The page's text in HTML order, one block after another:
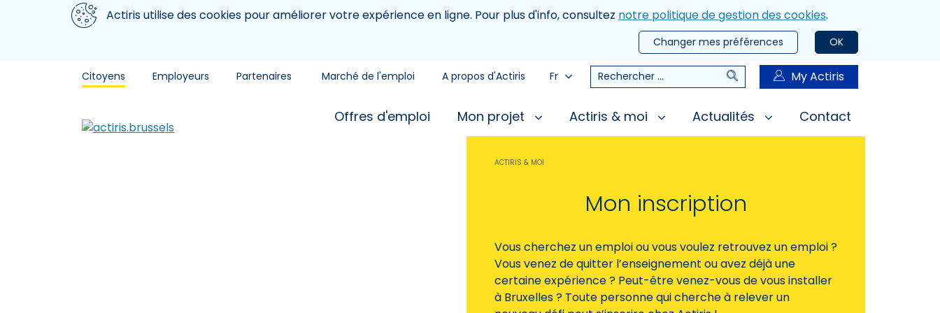
Aller au contenu principal
Nous utilisons des cookiesActiris utilise des cookies pour améliorer votre expérience en ligne. Pour plus d'info, consultez notre politique de gestion des cookies.
OK
Changer mes préférences
Citoyens Employeurs Partenaires Marché de l'emploi A propos d'Actiris Fr Rechercher RechercherMy Actiris
Offres d'emploi Mon projet Actiris & moi Actualités Contact
ACTIRIS & MOI
Mon inscription
Vous cherchez un emploi ou vous voulez retrouvez un emploi ?
Vous venez de quitter l’enseignement ou avez déjà une
certaine expérience ? Peut-être venez-vous de vous installer
à Bruxelles ? Toute personne qui cherche à relever un